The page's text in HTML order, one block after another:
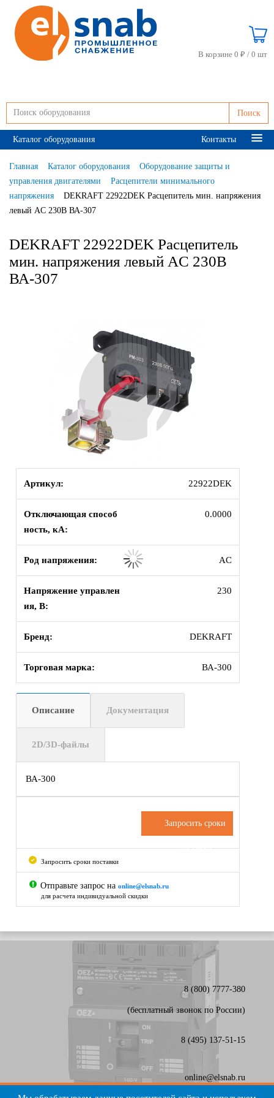
Поиск
В корзине 0 ₽ / 0 шт
Каталог оборудования Контакты
Главная Каталог оборудования
Оборудование защиты и
управления двигателями
Расцепители минимального
напряжения
DEKRAFT 22922DEK Расцепитель мин. напряжения
левый AC 230В ВА-307
DEKRAFT 22922DEK Расцепитель
мин. напряжения левый AC 230В
ВА-307
Артикул: 22922DEK
Отключающая способ
ность, кА:
0.0000
Род напряжения: AC
Напряжение управлен
ия, В:
230
Бренд: DEKRAFT
Торговая марка: ВА-300
Описание Документация
2D/3D-файлы
ВА-300
Запросить сроки
поставки
Запросить сроки поставки
Отправьте запрос на online@elsnab.ru
для расчета индивидуальной скидки
8 (800) 7777-380
(бесплатный звонок по России)
8 (495) 137-51-15
online@elsnab.ru